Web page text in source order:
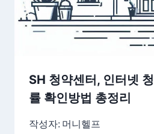
SH 청약센터, 인터넷
률 확인방법 총정리
작성자: 머니헬프